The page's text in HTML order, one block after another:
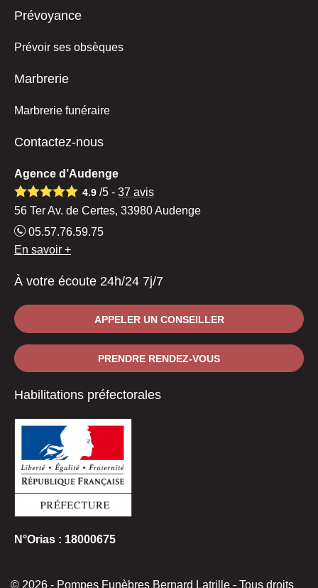
Prévoyance
Prévoir ses obsèques
Marbrerie
Marbrerie funéraire
Contactez-nous
Agence d’Audenge
4.9 /5 - 37 avis
56 Ter Av. de Certes, 33980 Audenge
05.57.76.59.75
En savoir +
À votre écoute 24h/24 7j/7
APPELER UN CONSEILLER
PRENDRE RENDEZ-VOUS
Habilitations préfectorales
N°Orias : 18000675
© 2026 - Pompes Funèbres Bernard Latrille - Tous droits